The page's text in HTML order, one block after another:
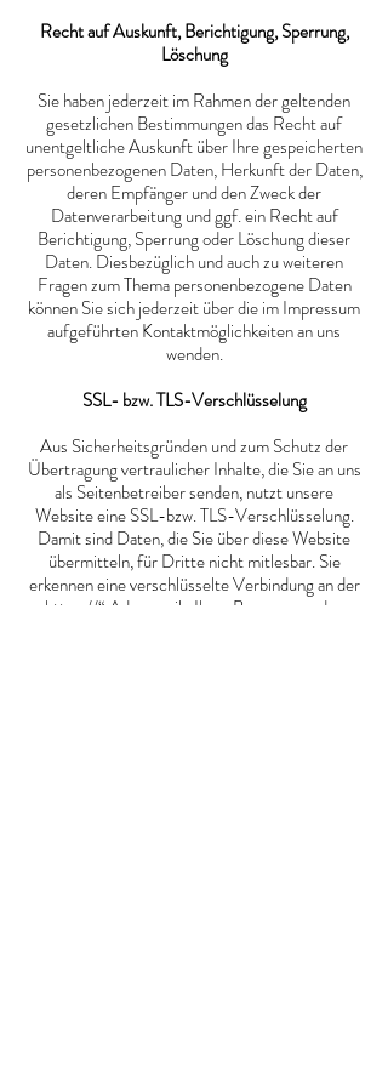
Recht auf Auskunft, Berichtigung, Sperrung,
Löschung
Sie haben jederzeit im Rahmen der geltenden
gesetzlichen Bestimmungen das Recht auf
unentgeltliche Auskunft über Ihre gespeicherten
personenbezogenen Daten, Herkunft der Daten,
deren Empfänger und den Zweck der
Datenverarbeitung und ggf. ein Recht auf
Berichtigung, Sperrung oder Löschung dieser
Daten. Diesbezüglich und auch zu weiteren
Fragen zum Thema personenbezogene Daten
können Sie sich jederzeit über die im Impressum
aufgeführten Kontaktmöglichkeiten an uns
wenden.
SSL- bzw. TLS-Verschlüsselung
Aus Sicherheitsgründen und zum Schutz der
Übertragung vertraulicher Inhalte, die Sie an uns
als Seitenbetreiber senden, nutzt unsere
Website eine SSL-bzw. TLS-Verschlüsselung.
Damit sind Daten, die Sie über diese Website
übermitteln, für Dritte nicht mitlesbar. Sie
erkennen eine verschlüsselte Verbindung an der
„https://“ Adresszeile Ihres Browsers und am